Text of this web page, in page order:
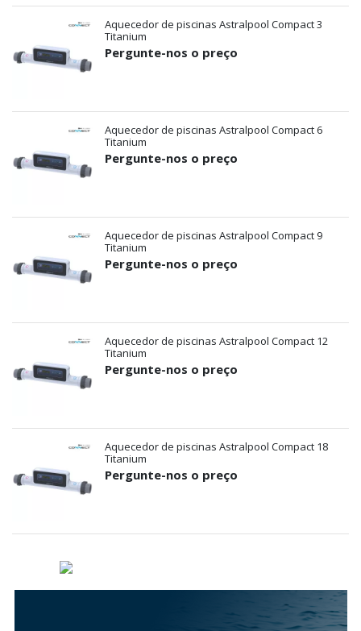
Aquecedor de piscinas Astralpool Compact 3
Titanium
Pergunte-nos o preço
Aquecedor de piscinas Astralpool Compact 6
Titanium
Pergunte-nos o preço
Aquecedor de piscinas Astralpool Compact 9
Titanium
Pergunte-nos o preço
Aquecedor de piscinas Astralpool Compact 12
Titanium
Pergunte-nos o preço
Aquecedor de piscinas Astralpool Compact 18
Titanium
Pergunte-nos o preço